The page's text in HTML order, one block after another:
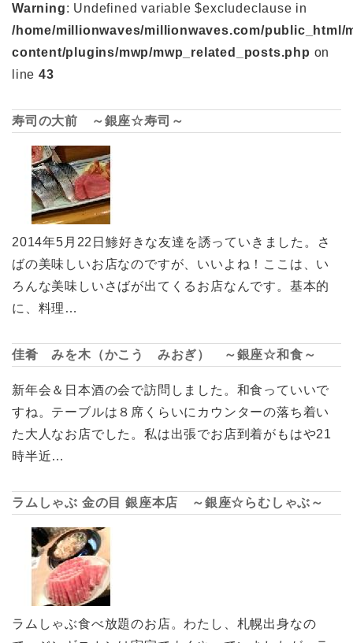
Warning: Undefined variable $excludeclause in
/home/millionwaves/millionwaves.com/public_html/
content/plugins/mwp/mwp_related_posts.php on
line 43
寿司の大前 ～銀座☆寿司～
2014年5月22日鯵好きな友達を誘っていきました。さ
ばの美味しいお店なのですが、いいよね！ここは、い
ろんな美味しいさばが出てくるお店なんです。基本的
に、料理…
佳肴 みを木（かこう みおぎ） ～銀座☆和食～
新年会＆日本酒の会で訪問しました。和食っていいで
すね。テーブルは８席くらいにカウンターの落ち着い
た大人なお店でした。私は出張でお店到着がもはや21
時半近…
ラムしゃぶ 金の目 銀座本店 ～銀座☆らむしゃぶ～
ラムしゃぶ食べ放題のお店。わたし、札幌出身なの